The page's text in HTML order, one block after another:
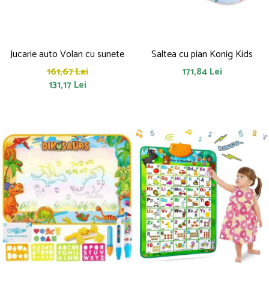
Jucarie auto Volan cu sunete
161,67 Lei
131,17 Lei
Saltea cu pian Konig Kids
171,84 Lei